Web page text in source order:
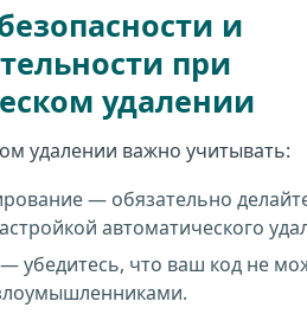
и
при
удалении
удалении важно учитывать:
— обязательно
автоматического
убедитесь, что ваш код не